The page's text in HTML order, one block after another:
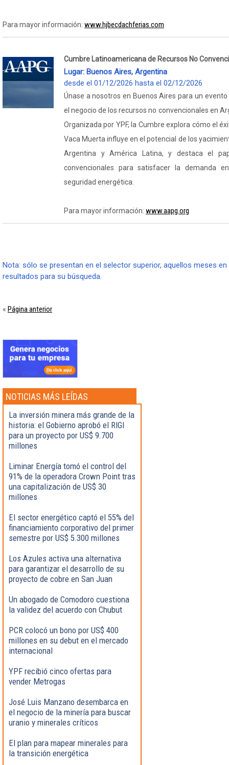
Para mayor información: www.hjbecdachferias.com
Cumbre Latinoamericana de Recursos No
Lugar: Buenos Aires, Argentina
desde el 01/12/2026 hasta el 02/12/2026
Únase a nosotros en Buenos Aires para un
el negocio de los recursos no convencionales en
Organizada por YPF, la Cumbre explora cómo el
Vaca Muerta influye en el potencial de los
Argentina y América Latina, y destaca el
convencionales para satisfacer la demanda
seguridad energética.
Para mayor información: www.aapg.org
Nota: sólo se presentan en el selector superior, aquellos meses
resultados para su búsqueda.
« Página anterior
NOTICIAS MÁS LEÍDAS
La inversión minera más grande de la
historia: el Gobierno aprobó el RIGI
para un proyecto por US$ 9.700
millones
Liminar Energía tomó el control del
91% de la operadora Crown Point tras
una capitalización de US$ 30
millones
El sector energético captó el 55% del
financiamiento corporativo del primer
semestre por US$ 5.300 millones
Los Azules activa una alternativa
para garantizar el desarrollo de su
proyecto de cobre en San Juan
Un abogado de Comodoro cuestiona
la validez del acuerdo con Chubut
PCR colocó un bono por US$ 400
millones en su debut en el mercado
internacional
YPF recibió cinco ofertas para
vender Metrogas
José Luis Manzano desembarca en
el negocio de la minería para buscar
uranio y minerales críticos
El plan para mapear minerales para
la transición energética